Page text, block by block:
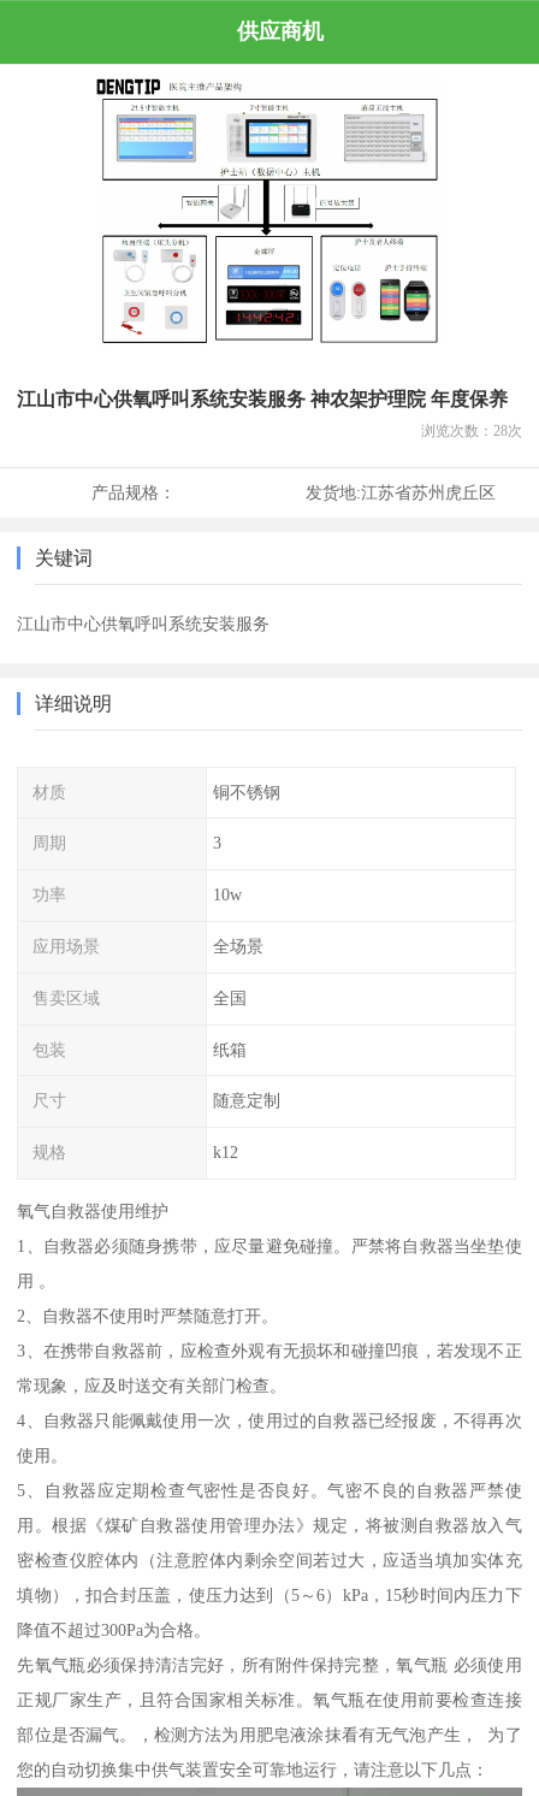
供应商机
江山市中心供氧呼叫系统安装服务 神农架护理院 年度保养
浏览次数： 28次
产品规格： 发货地:江苏省苏州虎丘区
关键词
江山市中心供氧呼叫系统安装服务
详细说明
材质 铜不锈钢
周期 3
功率 10w
应用场景 全场景
售卖区域 全国
包装 纸箱
尺寸 随意定制
规格 k12
氧气自救器使用维护
1、自救器必须随身携带，应尽量避免碰撞。严禁将自救器当坐垫使
用 。
2、自救器不使用时严禁随意打开。
3、在携带自救器前，应检查外观有无损坏和碰撞凹痕，若发现不正
常现象，应及时送交有关部门检查。
4、自救器只能佩戴使用一次，使用过的自救器已经报废，不得再次
使用。
5、自救器应定期检查气密性是否良好。气密不良的自救器严禁使
用。根据《煤矿自救器使用管理办法》规定，将被测自救器放入气
密检查仪腔体内（注意腔体内剩余空间若过大，应适当填加实体充
填物），扣合封压盖，使压力达到（5～6）kPa，15秒时间内压力下
降值不超过300Pa为合格。
先氧气瓶必须保持清洁完好，所有附件保持完整，氧气瓶 必须使用
正规厂家生产，且符合国家相关标准。氧气瓶在使用前要检查连接
部位是否漏气。，检测方法为用肥皂液涂抹看有无气泡产生， 为了
您的自动切换集中供气装置安全可靠地运行，请注意以下几点：